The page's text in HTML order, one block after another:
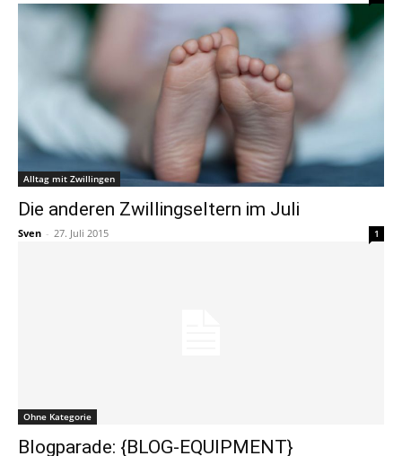
Alltag mit Zwillingen
Die anderen Zwillingseltern im Juli
Sven - 27. Juli 2015 1
Ohne Kategorie
Blogparade: {BLOG-EQUIPMENT}